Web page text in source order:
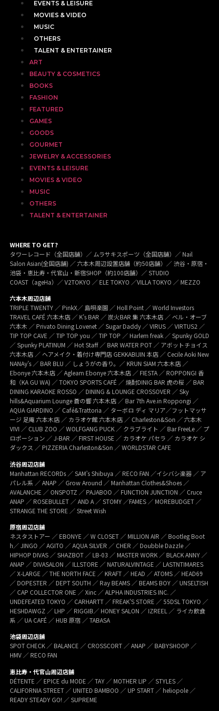
EVENTS & LEISURE
MOVIES & VIDEO
MUSIC
OTHERS
TALENT & ENTERTAINER
ART
BEAUTY & COSMETICS
BOOKS
FASHION
FEATURED
GAMES
GOODS
GOURMET
JEWELRY & ACCESSORIES
EVENTS & LEISURE
MOVIES & VIDEO
MUSIC
OTHERS
TALENT & ENTERTAINER
WHERE TO GET?
タワーレコード（全国店舗）／ ムラサキスポーツ（全国店舗）／ Nail
Salon Asian(全国店舗) ／ 六本木周辺設置店舗（約50店舗）／ 渋谷・原宿・
池袋・恵比寿・代官山・新宿SHOP（約100店舗）／ STUDIO
COAST（ageHa）／ V2TOKYO ／ ELE TOKYO ／VILLA TOKYO ／ MEZZO
六本木周辺店舗
TRIPLE TWENTY ／ PinkX／ 島唄楽園 ／ Holl Point ／ World Investors
TRAVEL CAFÉ 六本木店 ／ K’s BAR ／ 炭火BAR 集 六本木店 ／ ベル・オーブ
六本木 ／ Privato Dining Lovenet ／ Sugar Daddy ／ VIRUS ／ VIRTUS2 ／
TIP TOP CAVE ／ TIP TOP you ／ TIP TOP ／ Harlem freak ／ Spunky GOLD
／ Spunky PLATINUM ／ Hot Staff ／ BAR WATER POT ／ アボットチョイス
六本木店 ／ ヘアメイク・着付け専門店 GEKKABIJIN 本店 ／ Cecile Aoki New
NANAy’s ／ BAR BLU ／ しょうがの香り。／ KRUN SIAM 六本木店 ／
Ebonye 六本木店 ／ Agleam Ebonye 六本木店 ／ FIESTA ／ ROPPONGI 香
和（KA GU WA) ／ TOKYO SPORTS CAFÉ ／ 焼酎DINIG BAR 虎の桜 ／ BAR
DINING KARAOKE ROSSO ／ DINING & LOUNGE CROSSOVER ／ Sky
hills&Aquarium Lounge 蒼の響 六本木店 ／ Bar 7th Ave.in Roppongi ／
AQUA GIARDINO ／ Café&Trattoria ／ ターボロ ディ マリア／フットマッサ
ージ 足庵 六本木店 ／ カラオケ館 六本木店 ／ Charleston&Son ／ 六本木
VIVI ／ CLUB ZOO ／ WOLFGANG PUCK ／ クラブライト ／ Bar FreeLe ／ プ
ロポーション ／ J-BAR ／ FIRST HOUSE ／ カラオケ パセラ ／ カラオケ シ
ダックス ／ PIZZERIA Charleston&Son ／ WORLDSTAR CAFE
渋谷周辺店舗
Manhattan RECORDs ／ SAM’s Shibuya ／ RECO FAN ／イシバシ楽器 ／ ア
パレル系 ／ ANAP ／ Grow Around ／ Manhattan Clothes&Shoes ／
AVALANCHE ／ ONSPOTZ ／ PAJABOO ／ FUNCTION JUNCTION ／ Cruce
ANAP ／ ROSEBULLET ／ AND A ／ STOMY ／FAMES ／ MOREBUDGET ／
STRANGE THE STORE ／ Street Wish
原宿周辺店舗
ネスタストアー ／ EBONYE ／ W CLOSET ／ MILLION AIR ／ Bootleg Boot
h／ JINGO ／ AGITO ／ AQUA SILVER ／ CHER ／ Doubble Dazzle ／
HIPHOP DIVAS ／ SHAZBOT ／ LB-03 ／ MASTER WORK ／ BLACK ANNY ／
ANAP ／ DIVASALON ／ ILLSTORE ／ NATURALVINTAGE ／ LASTNTIMARES
／ X-LARGE ／ THE NORTH FACE ／ KRAFT ／ HEAD ／ ATOMS ／ HEAD69
／ DOPESTER ／ DEPT SOUTH ／ Ray BEAMS ／ BEAMS BOY ／ UNSELTISH
／ CAP COLLECTOR ONE ／ Xinc ／ ALPHA INDUSTRIES INC. ／
UNDEFEATED TOKYO ／ CARHARTT ／ FREAK’S STORE ／ 55DSL TOKYO ／
HESHDAWGZ ／ LHP ／ RIGGIB／ HONEY SALON ／ IZREEL ／ ライカ飲食
系 ／ UA CAFÉ ／ HUB 原宿 ／ TABASA
池袋周辺店舗
SPOT CHECK ／ BALANCE ／ CROSSCORT ／ ANAP ／ BABYSHOOP ／
HMV ／ RECO FAN
恵比寿・代官山周辺店舗
DÉTENTE ／ EPICE du MODE ／ TAY ／ MOTHER LIP ／ STYLES ／
CALIFORNIA STREET ／ UNITED BAMBOO ／ UP START ／ heliopole ／
READY STEADY GO! ／ SUPREME